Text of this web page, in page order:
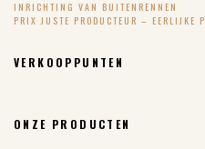
INRICHTING VAN BUITENRENNEN
PRIX JUSTE PRODUCTEUR – EERLIJKE
VERKOOPPUNTEN
ONZE PRODUCTEN